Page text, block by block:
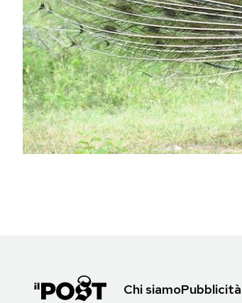
PODCAST
NEWSLETTER
I MIEI PREFERITI
SHOP
Area Personale
Newsletter
Chi siamoPubblicità